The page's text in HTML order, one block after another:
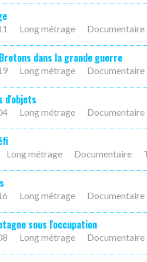
Long métrage Documentaire
dans la grande guerre
Long métrage Documentaire
d'objets
Long métrage Documentaire
Long métrage Documentaire
Long métrage Documentaire
sous l'occupation
Long métrage Documentaire